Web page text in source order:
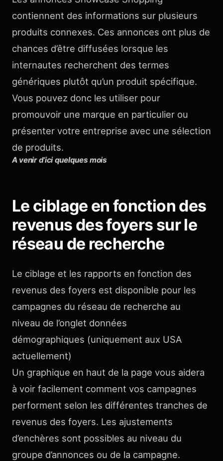
contiennent des informations sur plusieurs
produits connexes. Ces annonces ont plus de
chances d’être diffusées lorsque les
internautes recherchent des termes
génériques plutôt qu’un produit spécifique.
Vous pouvez donc les utiliser pour
promouvoir une marque en particulier ou
présenter votre entreprise avec une sélection
de produits.
A venir d’ici quelques mois
Le ciblage en fonction des
revenus des foyers sur le
réseau de recherche
Le ciblage et les rapports en fonction des
revenus des foyers est disponible pour les
campagnes du réseau de recherche au
niveau de l’onglet données
démographiques (uniquement aux USA
actuellement)
Un graphique en haut de la page vous aidera
à voir facilement comment vos campagnes
performent selon les différentes tranches de
revenus des foyers. Les ajustements
d’enchères sont possibles au niveau du
groupe d’annonces ou de la campagne.